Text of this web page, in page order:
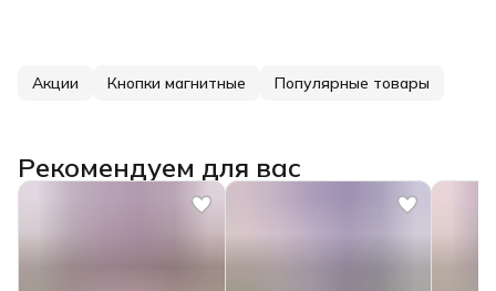
Акции Кнопки магнитные Популярные товары
Рекомендуем для вас